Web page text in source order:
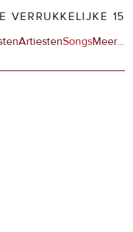
VERRUKKELIJKE 15
ArtiestenSongsMeerop
…